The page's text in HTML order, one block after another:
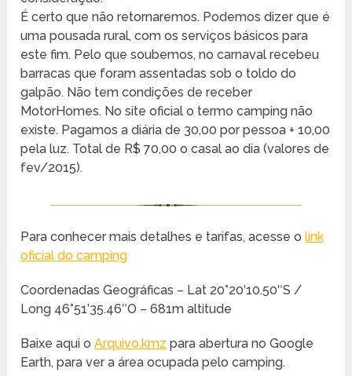
É certo que não retornaremos. Podemos dizer que é
uma pousada rural, com os serviços básicos para
este fim. Pelo que soubemos, no carnaval recebeu
barracas que foram assentadas sob o toldo do
galpão. Não tem condições de receber
MotorHomes. No site oficial o termo camping não
existe. Pagamos a diária de 30,00 por pessoa + 10,00
pela luz. Total de R$ 70,00 o casal ao dia (valores de
fev/2015).
Para conhecer mais detalhes e tarifas, acesse olink
oficial do camping
Coordenadas Geográficas – Lat 20°20’10.50″S /
Long 46°51’35.46″O – 681m altitude
Baixe aqui oArquivo.kmz para abertura no Google
Earth, para ver a área ocupada pelo camping.